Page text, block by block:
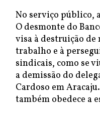
No serviço público,
O desmonte do
visa à destruição
trabalho e à
sindicais, como se
a demissão do
Cardoso em
também obedece a